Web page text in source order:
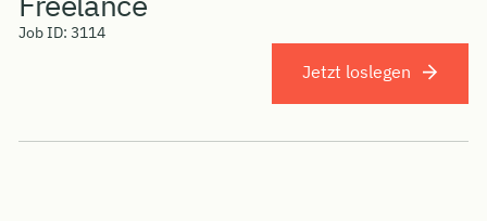
Job ID:3114
Jetzt loslegen